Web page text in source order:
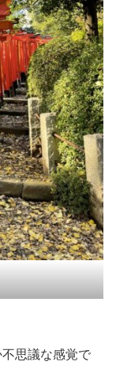
思議な感覚で